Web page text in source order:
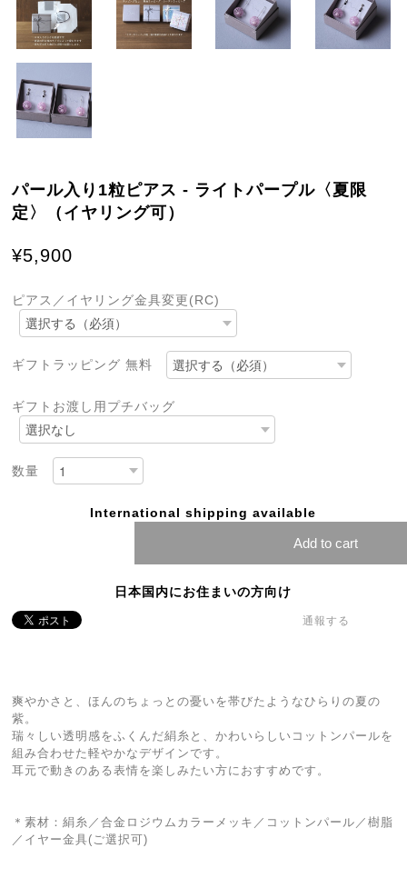
パール入り1粒ピアス - ライトパープル〈夏限
定〉（イヤリング可）
¥5,900
ピアス／イヤリング金具変更(RC)
ギフトラッピング 無料
ギフトお渡し用プチバッグ
数量
International shipping available
Add to cart
日本国内にお住まいの方向け
通報する
爽やかさと、ほんのちょっとの憂いを帯びたようなひらりの夏の
紫。
瑞々しい透明感をふくんだ絹糸と、かわいらしいコットンパールを
組み合わせた軽やかなデザインです。
耳元で動きのある表情を楽しみたい方におすすめです。
＊素材：絹糸／合金ロジウムカラーメッキ／コットンパール／樹脂
／イヤー金具(ご選択可)